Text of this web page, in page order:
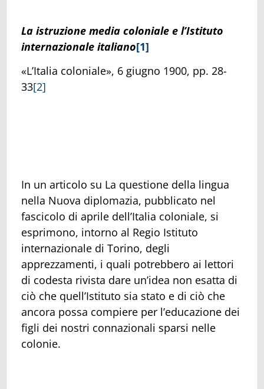
La istruzione media coloniale e l’Istituto
internazionale italiano[1]
«L’Italia coloniale», 6 giugno 1900, pp. 28-
33[2]
In un articolo su La questione della lingua
nella Nuova diplomazia, pubblicato nel
fascicolo di aprile dell’Italia coloniale, si
esprimono, intorno al Regio Istituto
internazionale di Torino, degli
apprezzamenti, i quali potrebbero ai lettori
di codesta rivista dare un’idea non esatta di
ciò che quell’Istituto sia stato e di ciò che
ancora possa compiere per l’educazione dei
figli dei nostri connazionali sparsi nelle
colonie.